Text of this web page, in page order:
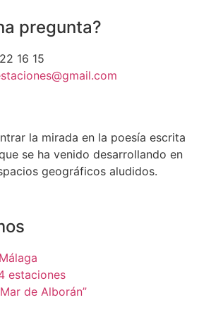
pregunta?
16 15
la mirada en la poesía escrita
se ha venido desarrollando en
geográficos aludidos.
estaciones
de Alborán”